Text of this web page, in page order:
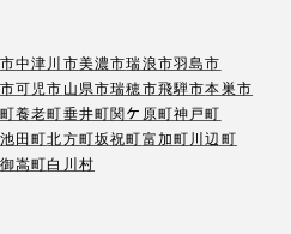
中津川市美濃市瑞浪市羽島市
可児市山県市瑞穂市飛騨市本巣市
養老町垂井町関ケ原町神戸町
池田町北方町坂祝町富加町川辺町
御嵩町白川村